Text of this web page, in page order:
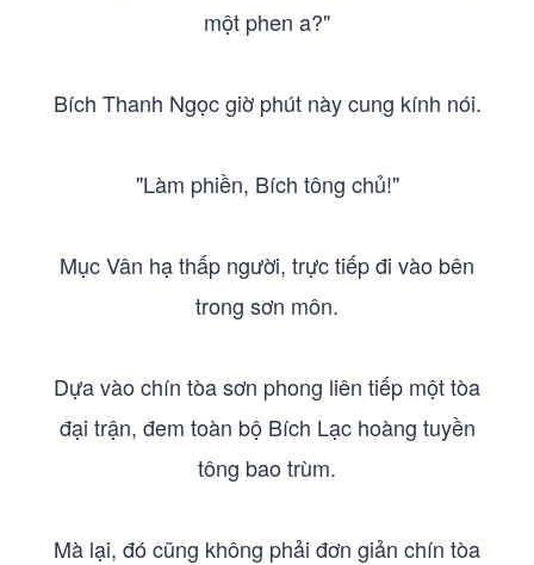
một phen a?"
Bích Thanh Ngọc giờ phút này cung kính nói.
"Làm phiền, Bích tông chủ!"
Mục Vân hạ thấp người, trực tiếp đi vào bên
trong sơn môn.
Dựa vào chín tòa sơn phong liên tiếp một tòa
đại trận, đem toàn bộ Bích Lạc hoàng tuyền
tông bao trùm.
Mà lại, đó cũng không phải đơn giản chín tòa